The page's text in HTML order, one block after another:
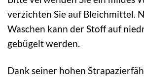
verzichten Sie auf Bleichmittel.
Waschen kann der Stoff auf
gebügelt werden.
Dank seiner hohen